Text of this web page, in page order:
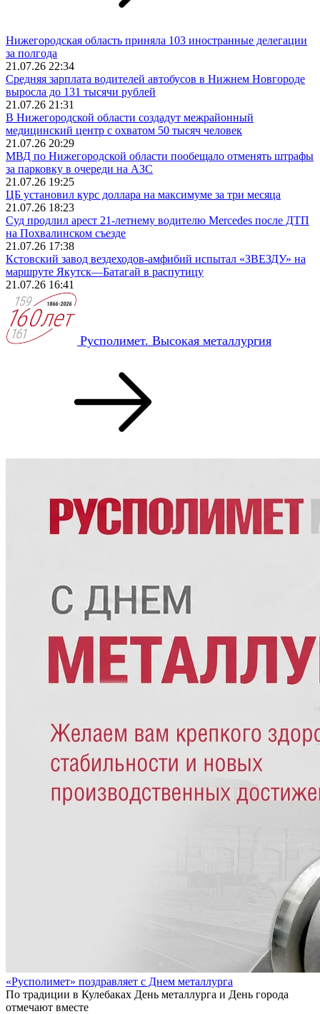
Нижегородская область приняла 103 иностранные делегации
за полгода
21.07.26 22:34
Средняя зарплата водителей автобусов в Нижнем Новгороде
выросла до 131 тысячи рублей
21.07.26 21:31
В Нижегородской области создадут межрайонный
медицинский центр с охватом 50 тысяч человек
21.07.26 20:29
МВД по Нижегородской области пообещало отменять штрафы
за парковку в очереди на АЗС
21.07.26 19:25
ЦБ установил курс доллара на максимуме за три месяца
21.07.26 18:23
Суд продлил арест 21‑летнему водителю Mercedes после ДТП
на Похвалинском съезде
21.07.26 17:38
Кстовский завод вездеходов‑амфибий испытал «ЗВЕЗДУ» на
маршруте Якутск—Батагай в распутицу
21.07.26 16:41
Русполимет. Высокая металлургия
«Русполимет» поздравляет с Днем металлурга
По традиции в Кулебаках День металлурга и День города
отмечают вместе